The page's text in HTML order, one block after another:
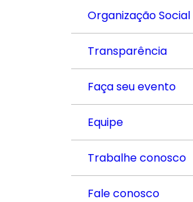
Organização Social
Transparência
Faça seu evento
Equipe
Trabalhe conosco
Fale conosco